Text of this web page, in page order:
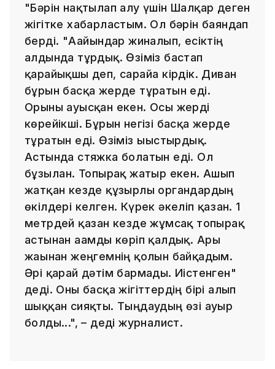
"Бәрін нақтылап алу үшін Шалқар деген
жігітке хабарластым. Ол бәрін баяндап
берді. "Ағайындар жиналып, есіктің
алдында тұрдық. Өзіміз бастап
қарайықшы деп, сарайға кірдік. Диван
бұрын басқа жерде тұратын еді.
Орыны ауысқан екен. Осы жерді
көрейікші. Бұрын негізі басқа жерде
тұратын еді. Өзіміз ығыстырдық.
Астында стяжка болатын еді. Ол
бұзылған. Топырақ жатыр екен. Ашып
жатқан кезде құзырлы органдардың
өкілдері келген. Күрек әкеліп қазған. 1
метрдей қазған кезде жұмсақ топырақ
астынан ағамды көріп қалдық. Арғы
жағынан жеңгемнің қолын байқадым.
Әрі қарай дәтім бармады. Иістенген"
деді. Оны басқа жігіттердің бірі алып
шыққан сияқты. Тыңдаудың өзі ауыр
болды...", – деді журналист.